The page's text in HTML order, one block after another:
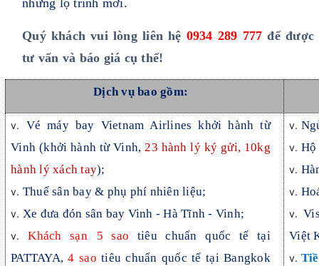
những lộ trình mới.
Quý khách vui lòng liên hệ 0934 289 777để được
tư vấn và báo giá cụ thể!
Dịch vụ bao gồm:
Vé máy bay Vietnam Airlines khởi hành từ
Vinh (khởi hành từ Vinh,23 hành lý ký gửi, 10kg
hành lý xách tay);
Thuế sân bay & phụ phí nhiên liệu;
Xe đưa đón sân bay Vinh - Hà Tĩnh - Vinh;
Khách sạn
5 sao tiêu chuẩn quốc tế tại
PATTAYA,4 sao tiêu chuẩn quốc tế tại Bangkok
Hộ
Việt